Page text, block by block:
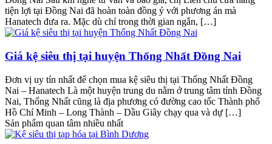
tiện lợi tại Đồng Nai đã hoàn toàn đồng ý với phương án mà
Hanatech đưa ra. Mặc dù chỉ trong thời gian ngắn, […]
Giá kệ siêu thị tại huyện Thống Nhất Đồng Nai
Đơn vị uy tín nhất để chọn mua kệ siêu thị tại Thống Nhất Đồng
Nai – Hanatech Là một huyện trung du nằm ở trung tâm tỉnh Đồng
Nai, Thống Nhất cũng là địa phương có đường cao tốc Thành phố
Hồ Chí Minh – Long Thành – Dầu Giây chạy qua và dự […]
Sản phẩm quan tâm nhiều nhất